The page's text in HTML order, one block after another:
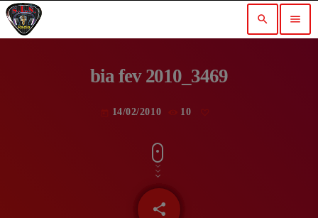
search menu
bia fev 2010_3469
14/02/2010 10
share
email